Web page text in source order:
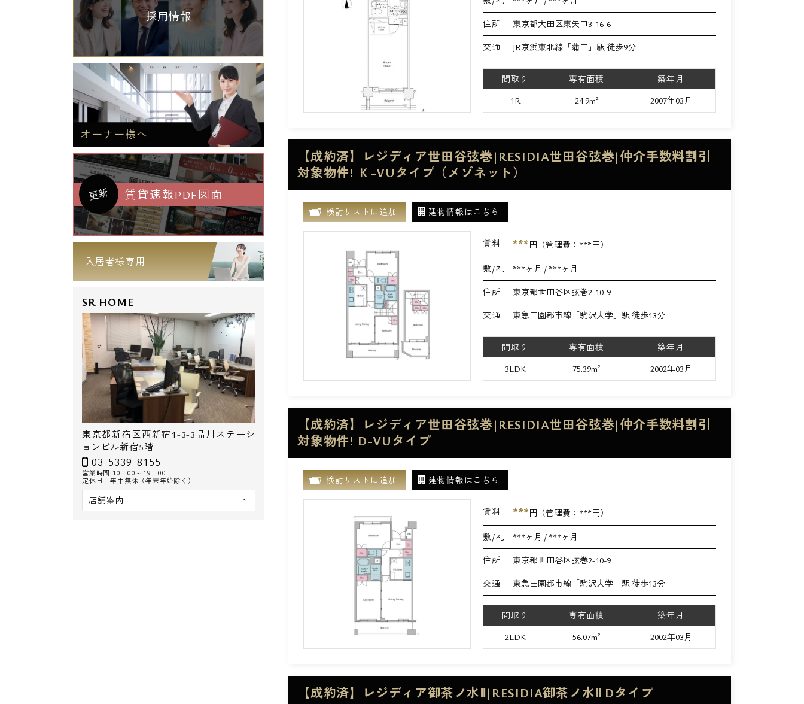
住所 東京都大田区東矢口3-16-6
交通 JR京浜東北線「蒲田」駅 徒歩9分
間取り 専有面積
築年月
1R
24.9m² 2007年03月
【成約済】レジディア世田谷弦巻|RESIDIA世田谷弦巻|仲介手数料割引
対象物件! Ｋ-VUタイプ（メゾネット）
検討リストに追加 建物情報はこちら
賃料 ***円（管理費： ***円）
敷/礼 ***ヶ月 / ***ヶ月
住所 東京都世田谷区弦巻2-10-9
交通 東急田園都市線「駒沢大学」駅 徒歩13分
間取り 専有面積
築年月
3LDK
75.39m² 2002年03月
【成約済】レジディア世田谷弦巻|RESIDIA世田谷弦巻|仲介手数料割引
対象物件! D-VUタイプ
検討リストに追加 建物情報はこちら
賃料 ***円（管理費： ***円）
敷/礼 ***ヶ月 / ***ヶ月
住所 東京都世田谷区弦巻2-10-9
交通 東急田園都市線「駒沢大学」駅 徒歩13分
間取り 専有面積
築年月
2LDK
56.07m² 2002年03月
【成約済】レジディア御茶ノ水Ⅱ|RESIDIA御茶ノ水Ⅱ Dタイプ
採用情報
オーナー様へ
更新 賃貸速報PDF図面
入居者様専用
SR HOME
東京都新宿区西新宿1-3-3品川ステーシ
ョンビル新宿5階
03-5339-8155
営業時間 10：00～19：00
定休日：年中無休（年末年始除く）
店舗案内